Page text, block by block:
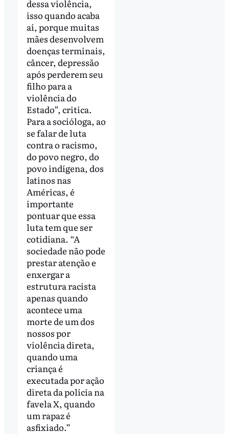
dessa violência,
isso quando acaba
aí, porque muitas
mães desenvolvem
doenças terminais,
câncer, depressão
após perderem seu
filho para a
violência do
Estado”, critica.
Para a socióloga, ao
se falar de luta
contra o racismo,
do povo negro, do
povo indígena, dos
latinos nas
Américas, é
importante
pontuar que essa
luta tem que ser
cotidiana. “A
sociedade não pode
prestar atenção e
enxergar a
estrutura racista
apenas quando
acontece uma
morte de um dos
nossos por
violência direta,
quando uma
criança é
executada por ação
direta da polícia na
favela X, quando
um rapaz é
asfixiado.”